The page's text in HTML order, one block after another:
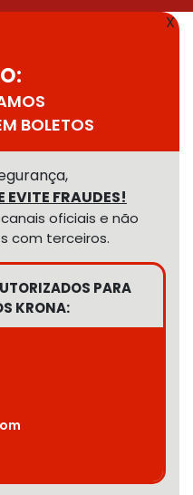
X
BOLETOS
EVITE FRAUDES!
oficiais e não
com terceiros.
PARA
KRONA: